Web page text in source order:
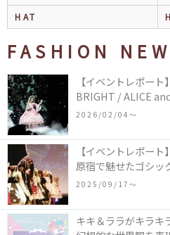
HAT
FASHION
【イベントレポー
BRIGHT / ALICE
COLLECTION in
2026/02/04〜
【イベントレポー
原宿で魅せたゴシッ
2025/09/17〜
キキ＆ララがキラキ